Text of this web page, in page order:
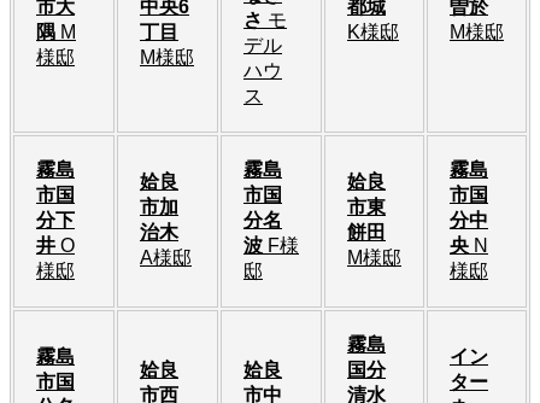
市大
隅 M
様邸
中央6
丁目
M様邸
さ モ
デル
ハウ
ス
都城
K様邸
曽於
M様邸
霧島
市国
分下
井 O
様邸
姶良
市加
治木
A様邸
霧島
市国
分名
波 F様
邸
姶良
市東
餅田
M様邸
霧島
市国
分中
央 N
様邸
霧島
市国
姶良
市西
姶良
市中
霧島
国分
清水
イン
ター